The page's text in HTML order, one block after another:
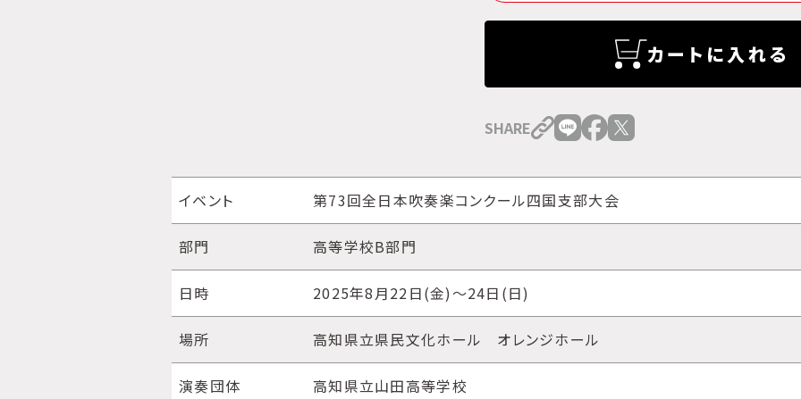
カートに入れる
SHARE
イベント 第73回全日本吹奏楽コンクール四国支部大会
部門 高等学校B部門
日時 2025年8月22日(金)～24日(日)
場所 高知県立県民文化ホール オレンジホール
演奏団体 高知県立山田高等学校